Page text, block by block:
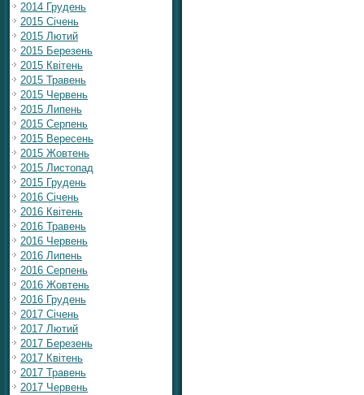
2014 Грудень
2015 Січень
2015 Лютий
2015 Березень
2015 Квітень
2015 Травень
2015 Червень
2015 Липень
2015 Серпень
2015 Вересень
2015 Жовтень
2015 Листопад
2015 Грудень
2016 Січень
2016 Квітень
2016 Травень
2016 Червень
2016 Липень
2016 Серпень
2016 Жовтень
2016 Грудень
2017 Січень
2017 Лютий
2017 Березень
2017 Квітень
2017 Травень
2017 Червень